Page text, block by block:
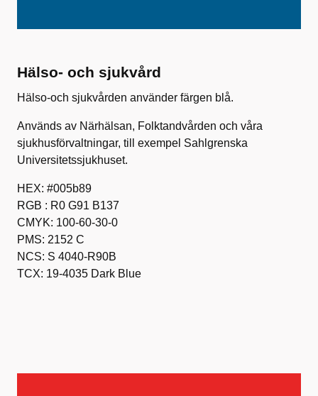
Hälso- och sjukvård
Hälso-och sjukvården använder färgen blå.
Används av Närhälsan, Folktandvården och våra
sjukhusförvaltningar, till exempel Sahlgrenska
Universitetssjukhuset.
HEX: #005b89
RGB : R0 G91 B137
CMYK: 100-60-30-0
PMS: 2152 C
NCS: S 4040-R90B
TCX: 19-4035 Dark Blue